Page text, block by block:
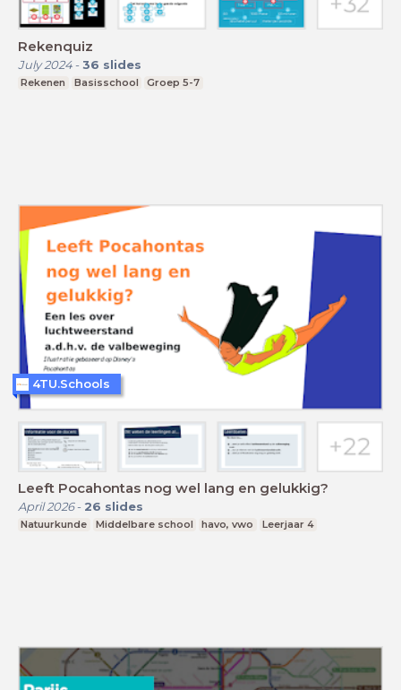
Rekenquiz
July 2024- 36 slides
Rekenen Basisschool Groep 5-7
Leeft Pocahontas nog wel lang en gelukkig?
April 2026- 26 slides
Natuurkunde Middelbare school havo, vwo Leerjaar 4
4TU.Schools